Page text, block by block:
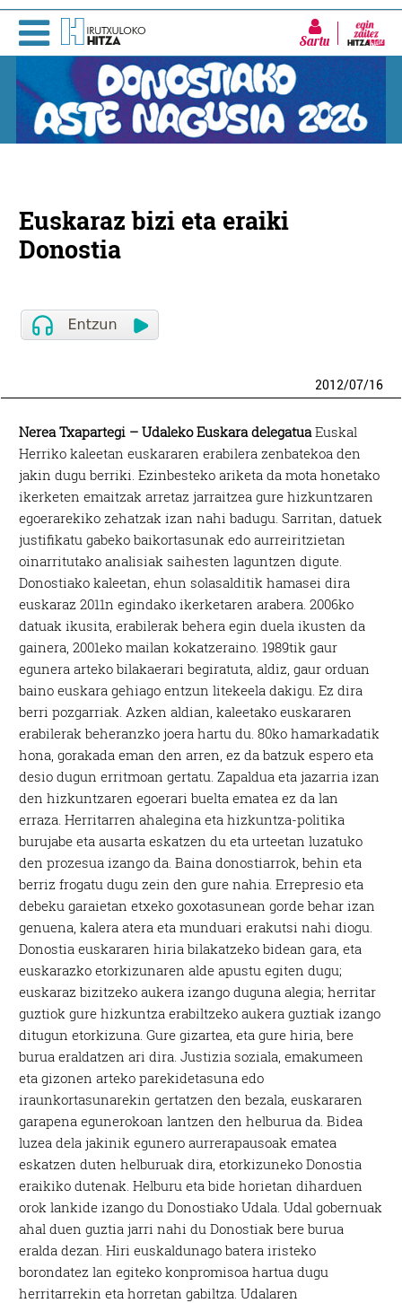
Sartu
Euskaraz bizi eta eraiki
Donostia
2012/07/16
Nerea Txapartegi – Udaleko Euskara delegatuaEuskal
Herriko kaleetan euskararen erabilera zenbatekoa den
jakin dugu berriki. Ezinbesteko ariketa da mota honetako
ikerketen emaitzak arretaz jarraitzea gure hizkuntzaren
egoerarekiko zehatzak izan nahi badugu. Sarritan, datuek
justifikatu gabeko baikortasunak edo aurreiritzietan
oinarritutako analisiak saihesten laguntzen digute.
Donostiako kaleetan, ehun solasalditik hamasei dira
euskaraz 2011n egindako ikerketaren arabera. 2006ko
datuak ikusita, erabilerak behera egin duela ikusten da
gainera, 2001eko mailan kokatzeraino. 1989tik gaur
egunera arteko bilakaerari begiratuta, aldiz, gaur orduan
baino euskara gehiago entzun litekeela dakigu. Ez dira
berri pozgarriak. Azken aldian, kaleetako euskararen
erabilerak beheranzko joera hartu du. 80ko hamarkadatik
hona, gorakada eman den arren, ez da batzuk espero eta
desio dugun erritmoan gertatu. Zapaldua eta jazarria izan
den hizkuntzaren egoerari buelta ematea ez da lan
erraza. Herritarren ahalegina eta hizkuntza-politika
burujabe eta ausarta eskatzen du eta urteetan luzatuko
den prozesua izango da. Baina donostiarrok, behin eta
berriz frogatu dugu zein den gure nahia. Errepresio eta
debeku garaietan etxeko goxotasunean gorde behar izan
genuena, kalera atera eta munduari erakutsi nahi diogu.
Donostia euskararen hiria bilakatzeko bidean gara, eta
euskarazko etorkizunaren alde apustu egiten dugu;
euskaraz bizitzeko aukera izango duguna alegia; herritar
guztiok gure hizkuntza erabiltzeko aukera guztiak izango
ditugun etorkizuna. Gure gizartea, eta gure hiria, bere
burua eraldatzen ari dira. Justizia soziala, emakumeen
eta gizonen arteko parekidetasuna edo
iraunkortasunarekin gertatzen den bezala, euskararen
garapena egunerokoan lantzen den helburua da. Bidea
luzea dela jakinik egunero aurrerapausoak ematea
eskatzen duten helburuak dira, etorkizuneko Donostia
eraikiko dutenak. Helburu eta bide horietan diharduen
orok lankide izango du Donostiako Udala. Udal gobernuak
ahal duen guztia jarri nahi du Donostiak bere burua
eralda dezan. Hiri euskaldunago batera iristeko
borondatez lan egiteko konpromisoa hartua dugu
herritarrekin eta horretan gabiltza. Udalaren